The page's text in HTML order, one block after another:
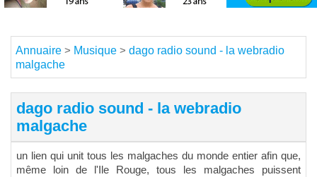
Annuaire > Musique > dago radio sound - la webradio
malgache
dago radio sound - la webradio
malgache
un lien qui unit tous les malgaches du monde entier afin que,
même loin de l'Ile Rouge, tous les malgaches puissent